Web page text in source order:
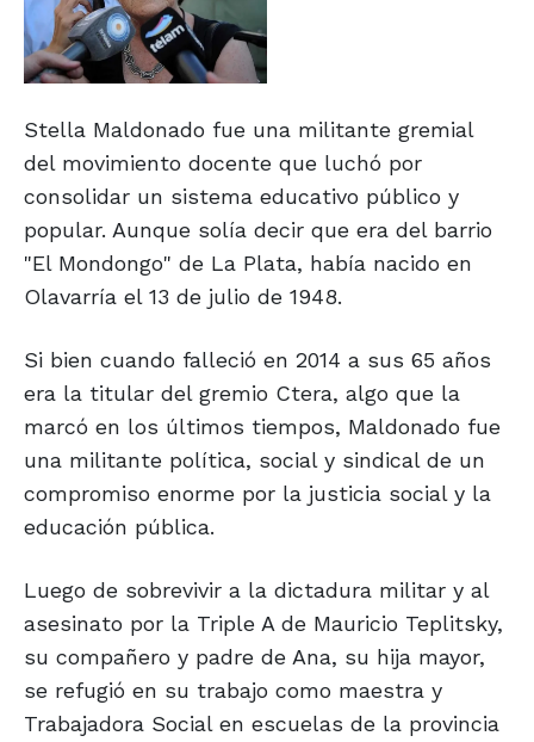
Stella Maldonado fue una militante gremial
del movimiento docente que luchó por
consolidar un sistema educativo público y
popular. Aunque solía decir que era del barrio
"El Mondongo" de La Plata, había nacido en
Olavarría el 13 de julio de 1948.
Si bien cuando falleció en 2014 a sus 65 años
era la titular del gremio Ctera, algo que la
marcó en los últimos tiempos, Maldonado fue
una militante política, social y sindical de un
compromiso enorme por la justicia social y la
educación pública.
Luego de sobrevivir a la dictadura militar y al
asesinato por la Triple A de Mauricio Teplitsky,
su compañero y padre de Ana, su hija mayor,
se refugió en su trabajo como maestra y
Trabajadora Social en escuelas de la provincia